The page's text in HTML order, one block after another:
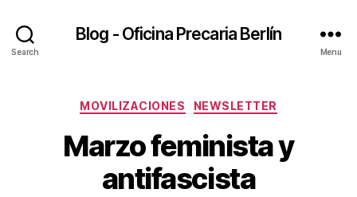
Search
Blog - Oficina Precaria Berlín
Menu
Categories
MOVILIZACIONES NEWSLETTER
Marzo feminista y
antifascista